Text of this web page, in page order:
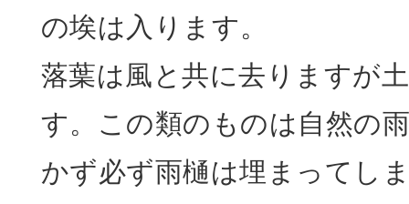
の埃は入ります。
落葉は風と共に去りますが
す。この類のものは自然の
かず必ず雨樋は埋まってし